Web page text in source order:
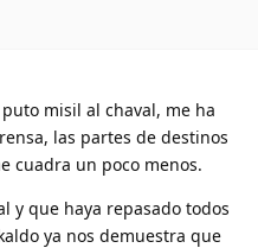
misil al chaval, me ha
las partes de destinos
cuadra un poco menos.
y que haya repasado todos
ya nos demuestra que